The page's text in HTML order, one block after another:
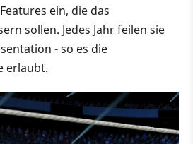
ein, die das
sollen. Jedes Jahr feilen sie
- so es die
erlaubt.